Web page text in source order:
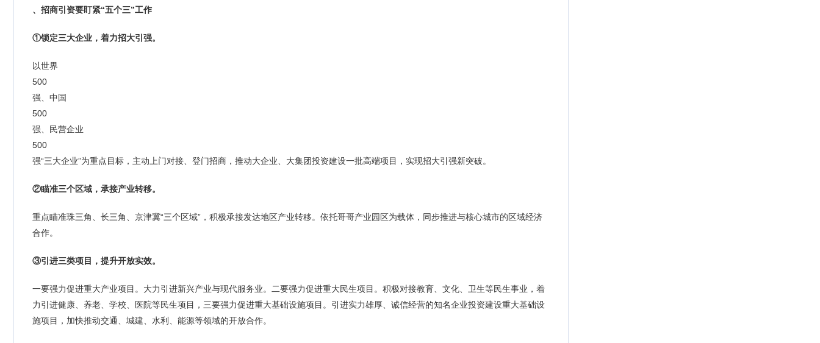
、招商引资要盯紧“五个三”工作
①锁定三大企业，着力招大引强。
以世界
500
强、中国
500
强、民营企业
500
强“三大企业”为重点目标，主动上门对接、登门招商，推动大企业、大集团投资建设一批高端项目，实现招大引强新突破。
②瞄准三个区域，承接产业转移。
重点瞄准珠三角、长三角、京津冀“三个区域”，积极承接发达地区产业转移。依托哥哥产业园区为载体，同步推进与核心城市的区域经济
合作。
③引进三类项目，提升开放实效。
一要强力促进重大产业项目。大力引进新兴产业与现代服务业。二要强力促进重大民生项目。积极对接教育、文化、卫生等民生事业，着
力引进健康、养老、学校、医院等民生项目，三要强力促进重大基础设施项目。引进实力雄厚、诚信经营的知名企业投资建设重大基础设
施项目，加快推动交通、城建、水利、能源等领域的开放合作。